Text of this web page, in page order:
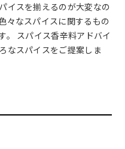
イスを揃えるのが大変なの
々なスパイスに関するもの
。 スパイス香辛料アドバイ
なスパイスをご提案しま